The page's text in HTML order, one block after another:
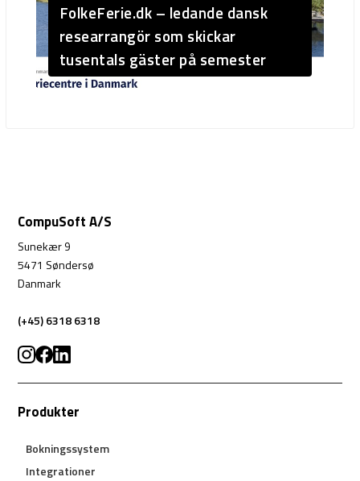
FolkeFerie.dk – ledande dansk
researrangör som skickar
tusentals gäster på semester
CompuSoft A/S
Sunekær 9
5471 Søndersø
Danmark
(+45) 6318 6318
Produkter
Bokningssystem
Integrationer